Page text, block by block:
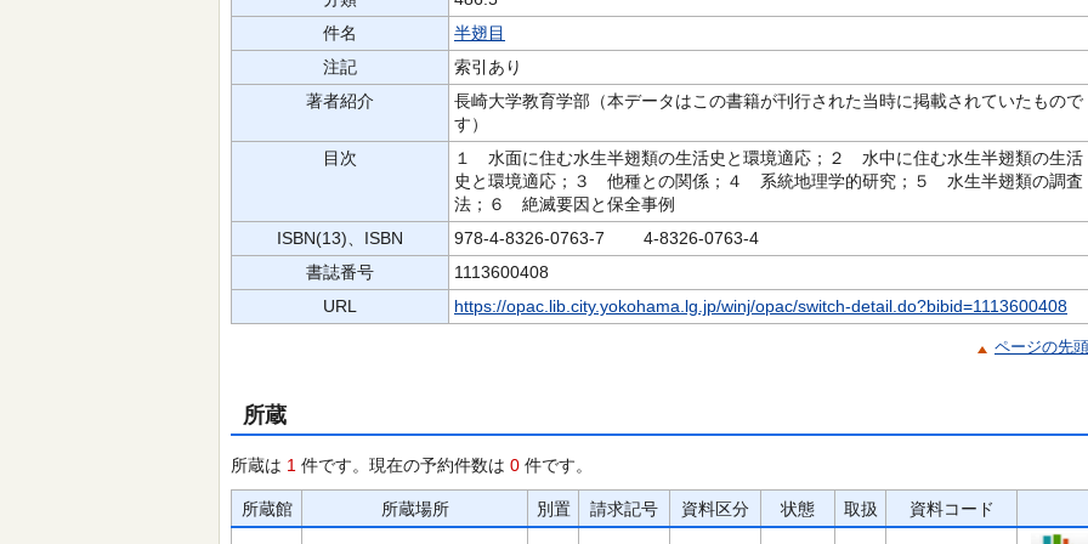
件名
半翅目
注記
索引あり
著者紹介
長崎大学教育学部（本データはこの書籍が刊行された当時に掲載されていたもので
す）
目次
１ 水面に住む水生半翅類の生活史と環境適応；２ 水中に住む水生半翅類の生活
史と環境適応；３ 他種との関係；４ 系統地理学的研究；５ 水生半翅類の調査
法；６ 絶滅要因と保全事例
ISBN(13)、ISBN
978-4-8326-0763-7 4-8326-0763-4
書誌番号
1113600408
URL
https://opac.lib.city.yokohama.lg.jp/winj/opac/switch-detail.do?bibid=1113600408
ページの先
所蔵
所蔵は 1 件です。現在の予約件数は 0 件です。
所蔵館 所蔵場所 別置 請求記号 資料区分 状態 取扱 資料コード